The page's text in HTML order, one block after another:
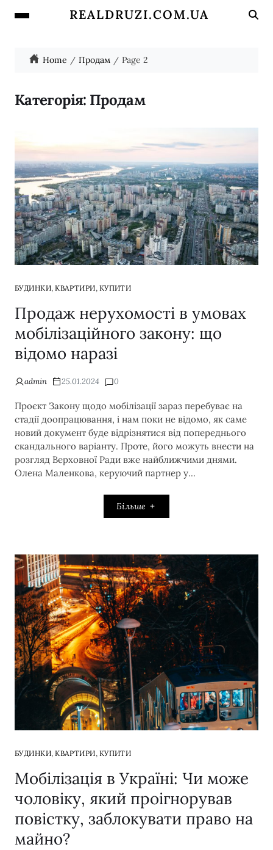
REALDRUZI.COM.UA
Home Продам Page 2
Категорія: Продам
БУДИНКИ,КВАРТИРИ, КУПИТИ
Продаж нерухомості в умовах
мобілізаційного закону: що
відомо наразі
admin 25.01.2024 0
Проєкт Закону щодо мобілізації зараз перебуває на
стадії доопрацювання, і нам поки не відомо, як саме
новий документ буде відрізнятися від попереднього
скандального варіанту. Проте, його можуть внести на
розгляд Верховної Ради вже найближчими днями.
Олена Маленкова, керуючий партнер у…
Більше
БУДИНКИ,КВАРТИРИ, КУПИТИ
Мобілізація в Україні: Чи може
чоловіку, який проігнорував
повістку, заблокувати право на
майно?